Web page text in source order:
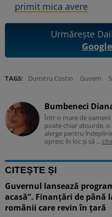
primit mica avere
Urmărește
TAGS: Dumitru Costin Guvern
Bumbeneci
Într-o mare de oameni
poate chiar absurde,
alerge pentru
opresc în loc și să ...
CITEȘTE ȘI
Guvernul lansează
acasă”. Finanțări de până
românii care revin în țară